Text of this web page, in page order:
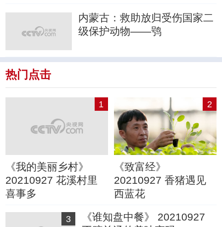
内蒙古：救助放归受伤国家二
级保护动物——鸮
热门点击
1
《我的美丽乡村》
20210927 花溪村里
喜事多
2
《致富经》
20210927 香猪遇见
西蓝花
3
《谁知盘中餐》 20210927